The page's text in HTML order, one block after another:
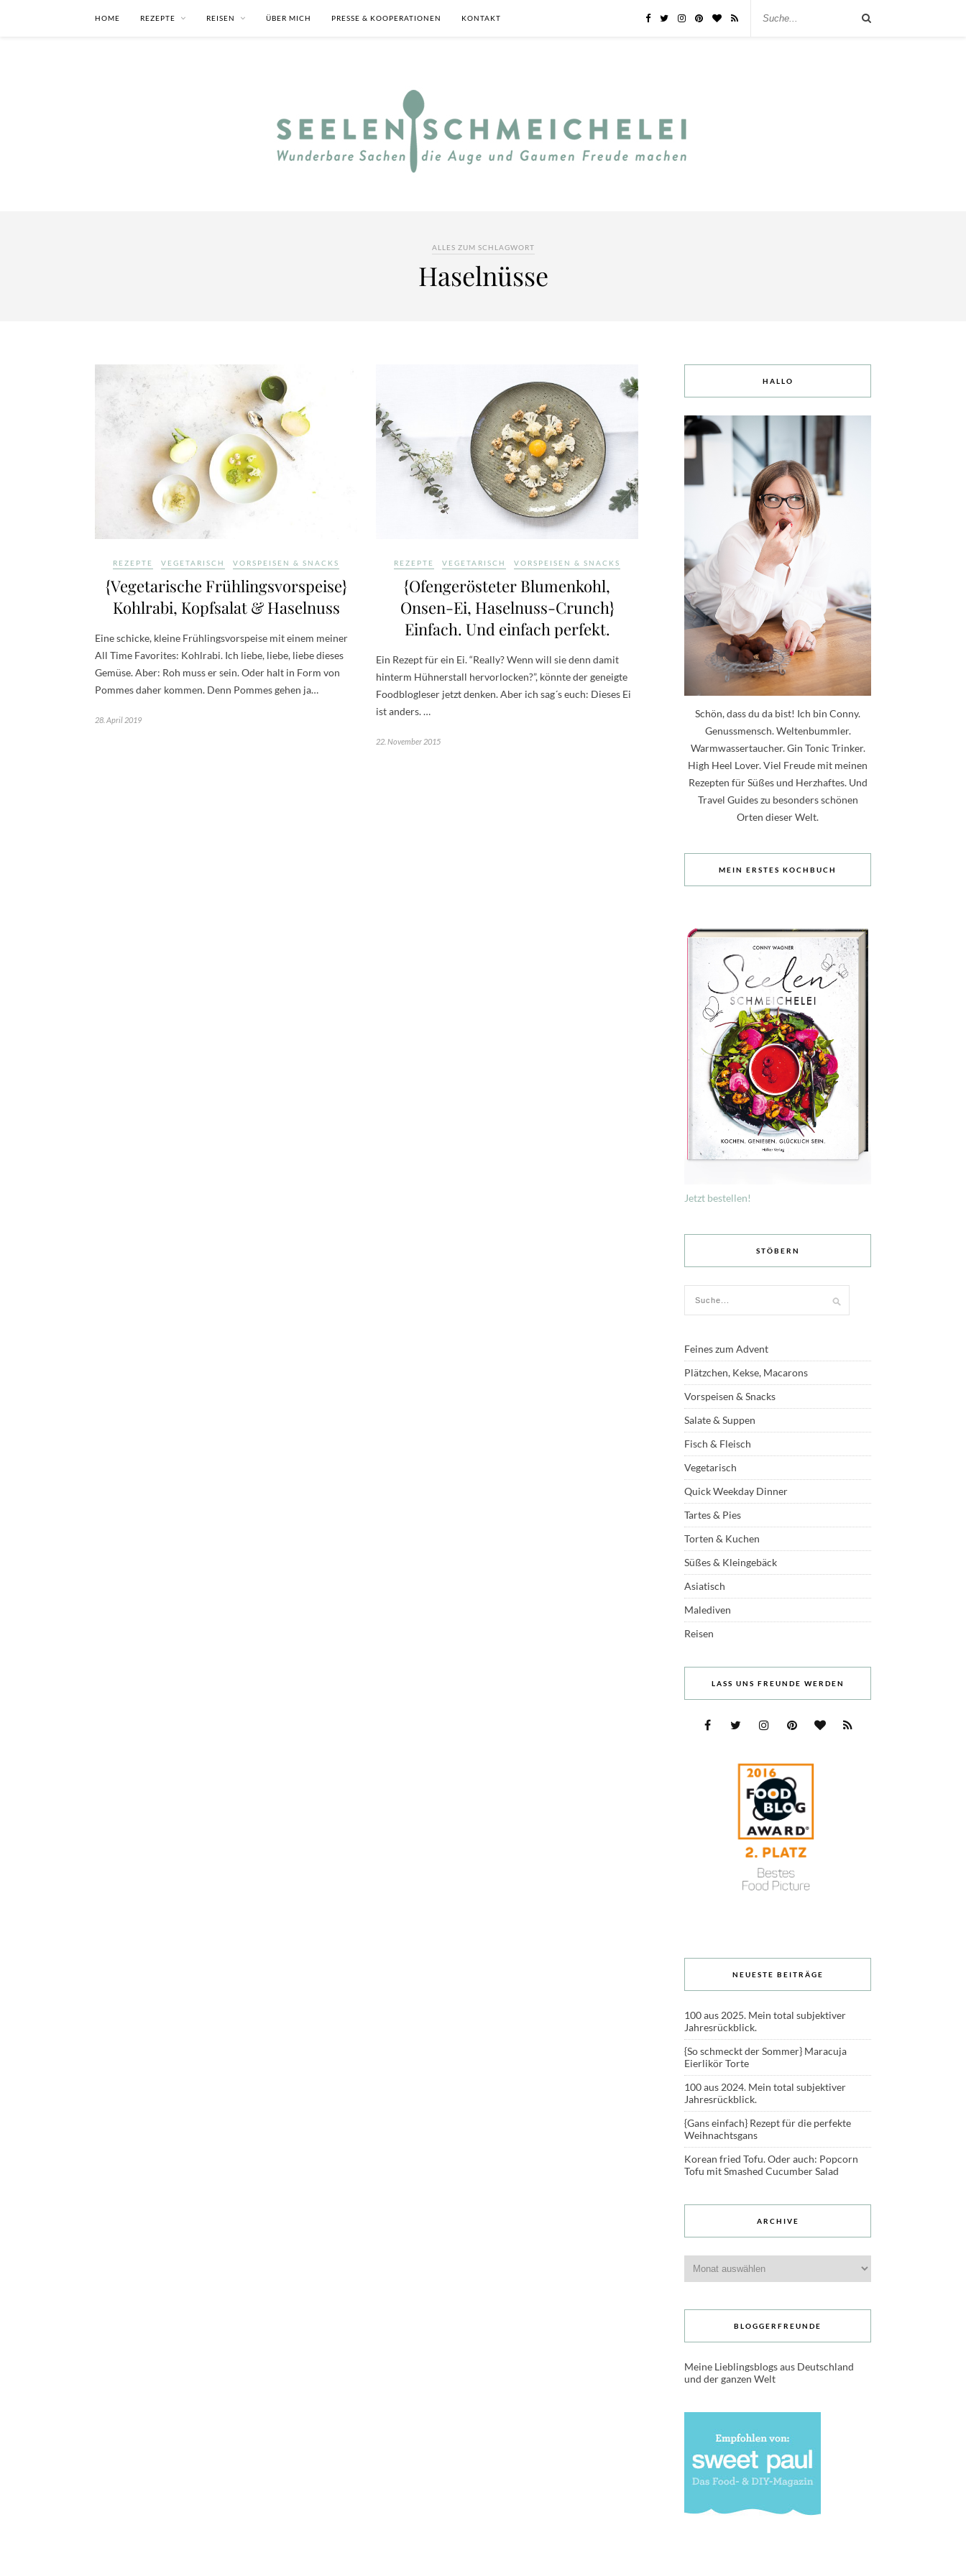
HOME REZEPTE REISEN ÜBER MICH PRESSE & KOOPERATIONEN KONTAKT
ALLES ZUM SCHLAGWORT
Haselnüsse
REZEPTE VEGETARISCH VORSPEISEN & SNACKS
{Vegetarische Frühlingsvorspeise}
Kohlrabi, Kopfsalat & Haselnuss
Eine schicke, kleine Frühlingsvorspeise mit einem meiner
All Time Favorites: Kohlrabi. Ich liebe, liebe, liebe dieses
Gemüse. Aber: Roh muss er sein. Oder halt in Form von
Pommes daher kommen. Denn Pommes gehen ja…
28. April 2019
REZEPTE VEGETARISCH VORSPEISEN & SNACKS
{Ofengerösteter Blumenkohl,
Onsen-Ei, Haselnuss-Crunch}
Einfach. Und einfach perfekt.
Ein Rezept für ein Ei. “Really? Wenn will sie denn damit
hinterm Hühnerstall hervorlocken?”, könnte der geneigte
Foodblogleser jetzt denken. Aber ich sag´s euch: Dieses Ei
ist anders. …
22. November 2015
HALLO
Schön, dass du da bist! Ich bin Conny.
Genussmensch. Weltenbummler.
Warmwassertaucher. Gin Tonic Trinker.
High Heel Lover. Viel Freude mit meinen
Rezepten für Süßes und Herzhaftes. Und
Travel Guides zu besonders schönen
Orten dieser Welt.
MEIN ERSTES KOCHBUCH
Jetzt bestellen!
STÖBERN
Feines zum Advent
Plätzchen, Kekse, Macarons
Vorspeisen & Snacks
Salate & Suppen
Fisch & Fleisch
Vegetarisch
Quick Weekday Dinner
Tartes & Pies
Torten & Kuchen
Süßes & Kleingebäck
Asiatisch
Malediven
Reisen
LASS UNS FREUNDE WERDEN
NEUESTE BEITRÄGE
100 aus 2025. Mein total subjektiver
Jahresrückblick.
{So schmeckt der Sommer} Maracuja
Eierlikör Torte
100 aus 2024. Mein total subjektiver
Jahresrückblick.
{Gans einfach} Rezept für die perfekte
Weihnachtsgans
Korean fried Tofu. Oder auch: Popcorn
Tofu mit Smashed Cucumber Salad
ARCHIVE
BLOGGERFREUNDE
Meine Lieblingsblogs aus Deutschland
und der ganzen Welt